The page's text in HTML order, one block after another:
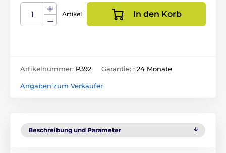
Artikel In den Korb
Artikelnummer: P392 Garantie: : 24 Monate
Angaben zum Verkäufer
Beschreibung und Parameter